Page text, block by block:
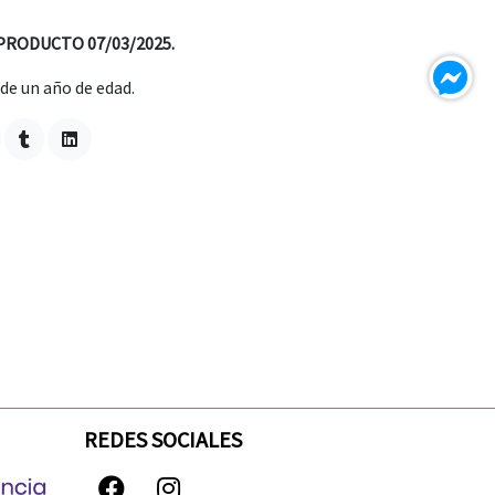
07/03/2025.
un año de edad.
REDES SOCIALES